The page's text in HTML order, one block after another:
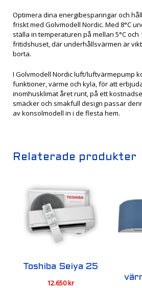
Optimera dina energibesparingar och
friskt med Golvmodell Nordic. Med 8°C
ställa in temperaturen på mellan 5°C och
fritidshuset, där underhållsvärmen är
borta.
I Golvmodell Nordic luft/luftvärmepump
funktioner, värme och kyla, för att
inomhusklimat året runt, på ett
smäcker och smakfull design passar
av konsolmodell in i de flesta hem.
Relaterade produkter
Toshiba Seiya 25
12.650kr